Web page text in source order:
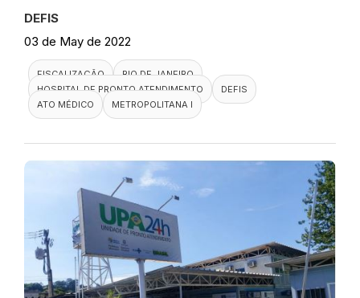
DEFIS
03 de May de 2022
FISCALIZAÇÃO
RIO DE JANEIRO
HOSPITAL DE PRONTO ATENDIMENTO
DEFIS
ATO MÉDICO
METROPOLITANA I